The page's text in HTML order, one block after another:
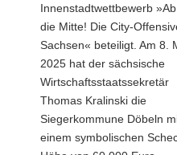
Innenstadtwettbewerb
die Mitte! Die City-
Sachsen« beteiligt. Am 8.
2025 hat der sächsische
Wirtschaftsstaatssekretär
Thomas Kralinski die
Siegerkommune Döbeln
einem symbolischen